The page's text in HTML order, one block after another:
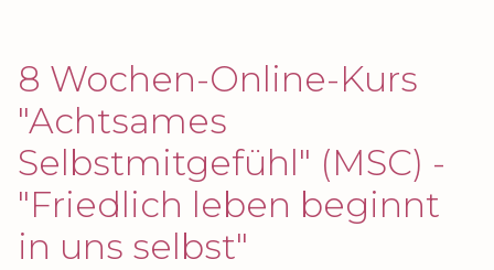
8 Wochen-Online-Kurs
"Achtsames
Selbstmitgefühl" (MSC) -
"Friedlich leben beginnt
in uns selbst"